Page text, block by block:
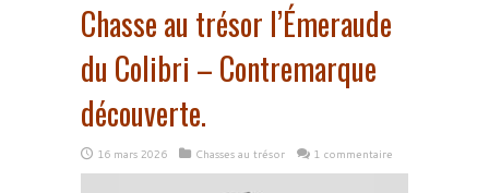
Chasse au trésor l’Émeraude
du Colibri – Contremarque
découverte.
16 mars 2026 Chasses au trésor 1 commentaire